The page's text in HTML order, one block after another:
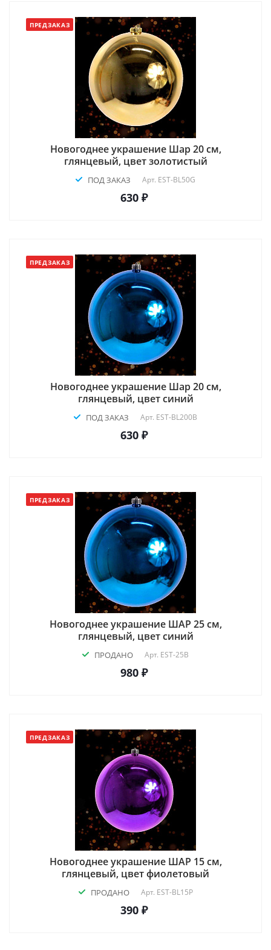
ПРЕДЗАКАЗ
Новогоднее украшение Шар 20 см,
глянцевый, цвет золотистый
ПОД ЗАКАЗ Арт. EST-BL50G
630 ₽
ПРЕДЗАКАЗ
Новогоднее украшение Шар 20 см,
глянцевый, цвет синий
ПОД ЗАКАЗ Арт. EST-BL200B
630 ₽
ПРЕДЗАКАЗ
Новогоднее украшение ШАР 25 см,
глянцевый, цвет синий
ПРОДАНО Арт. EST-25B
980 ₽
ПРЕДЗАКАЗ
Новогоднее украшение ШАР 15 см,
глянцевый, цвет фиолетовый
ПРОДАНО Арт. EST-BL15P
390 ₽